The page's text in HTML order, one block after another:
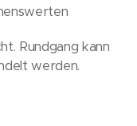
Rundgang kann
werden.